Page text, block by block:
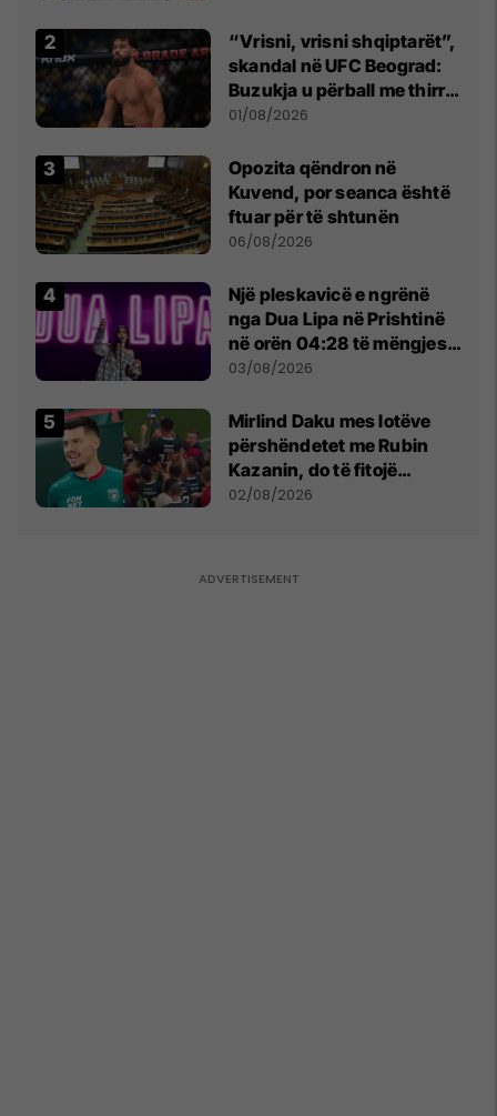
“Vrisni, vrisni shqiptarët”,
skandal në UFC Beograd:
Buzukja u përball me thirrje
anti-shqiptare nga
01/08/2026
Opozita qëndron në
Kuvend, por seanca është
ftuar për të shtunën
06/08/2026
Një pleskavicë e ngrënë
nga Dua Lipa në Prishtinë
në orën 04:28 të mëngjesit
- dhe bota digjitale serbe
03/08/2026
Mirlind Daku mes lotëve
përshëndetet me Rubin
Kazanin, do të fitojë
miliona te Spartak Moska
02/08/2026